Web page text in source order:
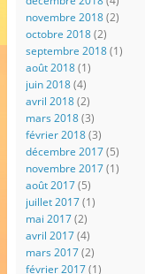
novembre 2018(2)
octobre 2018(2)
septembre 2018(1)
août 2018(1)
juin 2018(4)
avril 2018(2)
mars 2018(3)
février 2018(3)
décembre 2017(5)
novembre 2017(1)
août 2017(5)
juillet 2017(1)
mai 2017(2)
avril 2017(4)
mars 2017(2)
février 2017(1)